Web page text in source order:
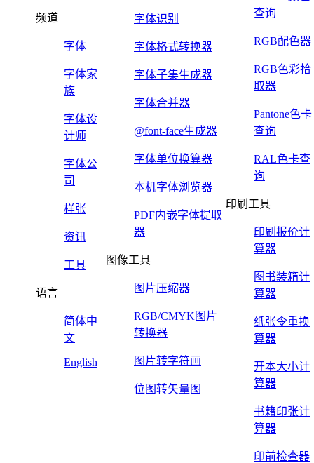
频道
字体
字体家
族
字体设
计师
字体公
司
样张
资讯
工具
语言
简体中
文
English
字体识别
字体格式转换器
字体子集生成器
字体合并器
@font-face生成器
字体单位换算器
本机字体浏览器
PDF内嵌字体提取
器
图像工具
图片压缩器
RGB/CMYK图片
转换器
图片转字符画
位图转矢量图
查询
RGB配色器
RGB色彩拾
取器
Pantone色卡
查询
RAL色卡查
询
印刷工具
印刷报价计
算器
图书装箱计
算器
纸张令重换
算器
开本大小计
算器
书籍印张计
算器
印前检查器